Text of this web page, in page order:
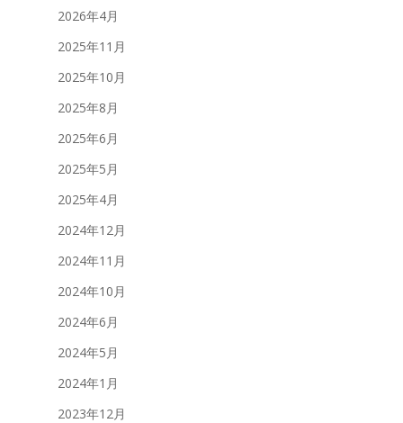
2026年4月
2025年11月
2025年10月
2025年8月
2025年6月
2025年5月
2025年4月
2024年12月
2024年11月
2024年10月
2024年6月
2024年5月
2024年1月
2023年12月